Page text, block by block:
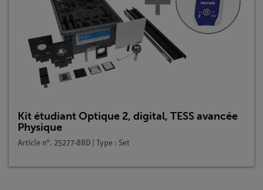
Kit étudiant Optique 2, digital, TESS avancée
Physique
Article n°. 25277-88D | Type : Set